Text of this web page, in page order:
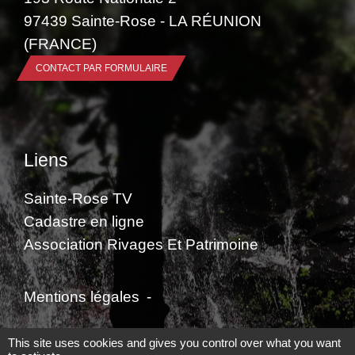
97439 Sainte-Rose - LA RÉUNION
(FRANCE)
CONTACT PAR FORMULAIRE
Liens
Sainte-Rose TV
Cadastre en ligne
Association Rivages Et Patrimoine
Mentions légales -
Politique de confidentialité - Accessibilité -
This site uses cookies and gives you control over what you want